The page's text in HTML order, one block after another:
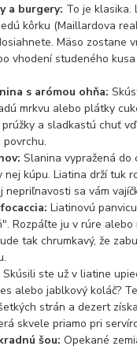
a burgery: To je klasika.
kôrku (Maillardova
Mäso zostane
vhodení studeného
s arómou ohňa:
mrkvu alebo plátky
a sladkastú chuť
povrchu.
Slanina vypražená do
nej kúpu. Liatina drží tuk
nepriľnavosti sa vám
Liatinovú
Rozpáľte ju v rúre alebo
tak chrumkavý, že
Skúsili ste už v liatine
alebo jablkový koláč?
strán a dezert
skvele priamo pri
šou: Opekané